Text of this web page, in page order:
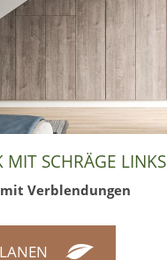
MIT SCHRÄGE LINKS
Verblendungen